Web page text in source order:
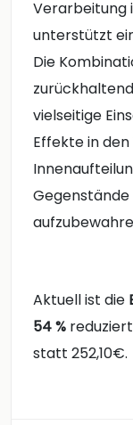
Verarbeitung
unterstützt
Die
vielseitige
Effekte in
Aktuell ist die
54 %
statt 252,10€.